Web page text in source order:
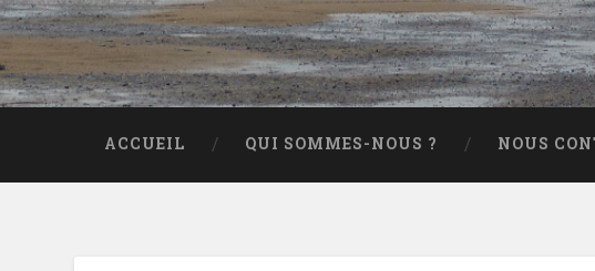
ACCUEIL QUI SOMMES-NOUS ? NOUS